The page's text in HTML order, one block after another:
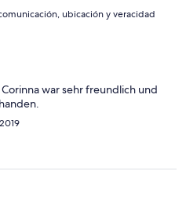
ubicación y veracidad
war sehr freundlich und